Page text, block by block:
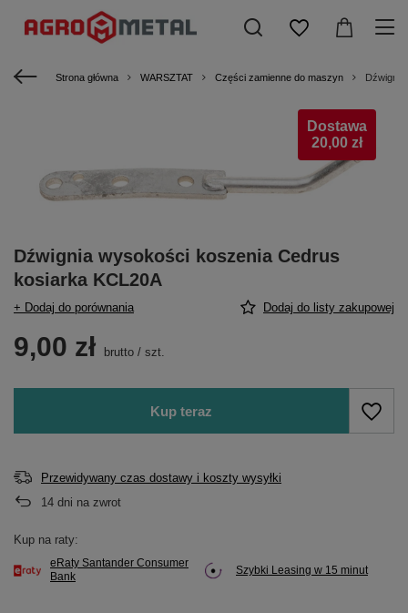
Strona główna WARSZTAT Części zamienne do maszyn
Dostawa
20,00 zł
Dźwignia wysokości koszenia Cedrus
kosiarka KCL20A
+ Dodaj do porównania Dodaj do listy zakupowej
9,00 zł brutto / szt.
Kup teraz
Przewidywany czas dostawy i koszty wysyłki
14 dni na zwrot
Kup na raty:
eRaty Santander Consumer
Bank
Szybki Leasing w 15 minut